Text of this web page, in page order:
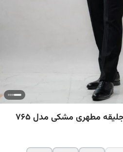
مطهری مشکی مدل 765